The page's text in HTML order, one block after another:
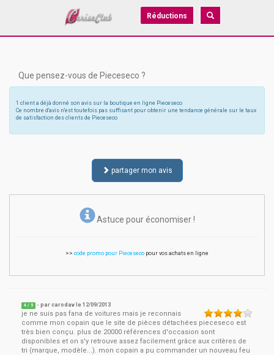
Réductions
Que pensez-vous de Pieceseco ?
1 client a déjà donné son avis sur la boutique en ligne Pieceseco
Ce nombre d'avis n'est toutefois pas suffisant pour obtenir une tendance générale sur le taux
de satisfaction des clients de Pieceseco
partager mon avis
Astuce pour économiser !
>> code promo pour Pieceseco pour vos achats en ligne
4 / 5 - parcarodav le12/09/2013
je ne suis pas fana de voitures mais je reconnais
comme mon copain que le site de pièces détachées pieceseco est
très bien conçu. plus de 20000 références d'occasion sont
disponibles et on s'y retrouve assez facilement grâce aux critères de
tri (marque, modèle...). mon copain a pu commander un nouveau feu